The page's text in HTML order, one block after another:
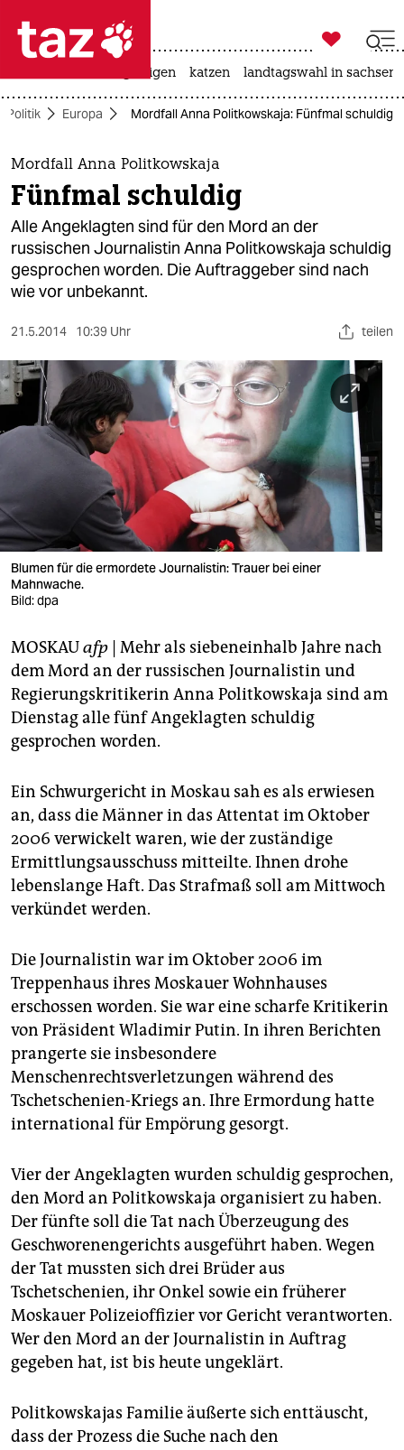
 taz zahl ich
taz zahl ich
themen
politik
öko
gesellschaft
kultur
sport
berlin
wahrheit
verlag
verlag
veranstaltungen
fragen & hilfe
unterstützen
abo
epaper login

taz zahl ich
bergsteigen katzen landtagswahl in
Politik Europa Mordfall Anna Politkowskaja: Fünfmal schuldig
Mordfall Anna Politkowskaja
Fünfmal schuldig
Alle Angeklagten sind für den Mord an der
russischen Journalistin Anna Politkowskaja schuldig
gesprochen worden. Die Auftraggeber sind nach
wie vor unbekannt.
21.5.2014 10:39 Uhr teilen
Blumen für die ermordete Journalistin: Trauer bei einer
Mahnwache.
Bild: dpa
MOSKAUafp | Mehr als siebeneinhalb Jahre nach
dem Mord an der russischen Journalistin und
Regierungskritikerin Anna Politkowskaja sind am
Dienstag alle fünf Angeklagten schuldig
gesprochen worden.
Ein Schwurgericht in Moskau sah es als erwiesen
an, dass die Männer in das Attentat im Oktober
2006 verwickelt waren, wie der zuständige
Ermittlungsausschuss mitteilte. Ihnen drohe
lebenslange Haft. Das Strafmaß soll am Mittwoch
verkündet werden.
Die Journalistin war im Oktober 2006 im
Treppenhaus ihres Moskauer Wohnhauses
erschossen worden. Sie war eine scharfe Kritikerin
von Präsident Wladimir Putin. In ihren Berichten
prangerte sie insbesondere
Menschenrechtsverletzungen während des
Tschetschenien-Kriegs an. Ihre Ermordung hatte
international für Empörung gesorgt.
Vier der Angeklagten wurden schuldig gesprochen,
den Mord an Politkowskaja organisiert zu haben.
Der fünfte soll die Tat nach Überzeugung des
Geschworenengerichts ausgeführt haben. Wegen
der Tat mussten sich drei Brüder aus
Tschetschenien, ihr Onkel sowie ein früherer
Moskauer Polizeioffizier vor Gericht verantworten.
Wer den Mord an der Journalistin in Auftrag
gegeben hat, ist bis heute ungeklärt.
Politkowskajas Familie äußerte sich enttäuscht,
dass der Prozess die Suche nach den